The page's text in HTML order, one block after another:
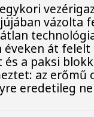
vázolta
éveken át felelt
a paksi
az erőmű
eredetileg